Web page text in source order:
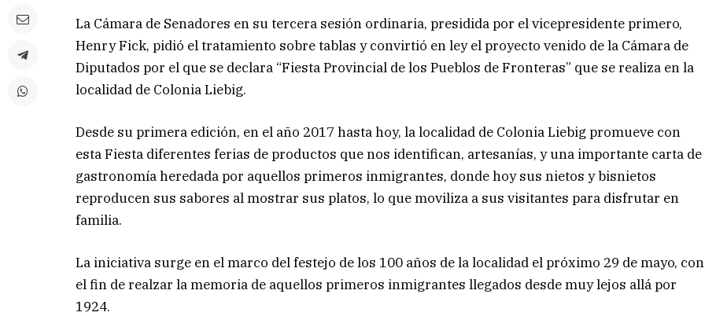
La Cámara de Senadores en su tercera sesión ordinaria, presidida por el vicepresidente primero,
Henry Fick, pidió el tratamiento sobre tablas y convirtió en ley el proyecto venido de la Cámara de
Diputados por el que se declara “Fiesta Provincial de los Pueblos de Fronteras” que se realiza en la
localidad de Colonia Liebig.
Desde su primera edición, en el año 2017 hasta hoy, la localidad de Colonia Liebig promueve con
esta Fiesta diferentes ferias de productos que nos identifican, artesanías, y una importante carta de
gastronomía heredada por aquellos primeros inmigrantes, donde hoy sus nietos y bisnietos
reproducen sus sabores al mostrar sus platos, lo que moviliza a sus visitantes para disfrutar en
familia.
La iniciativa surge en el marco del festejo de los 100 años de la localidad el próximo 29 de mayo, con
el fin de realzar la memoria de aquellos primeros inmigrantes llegados desde muy lejos allá por
1924.